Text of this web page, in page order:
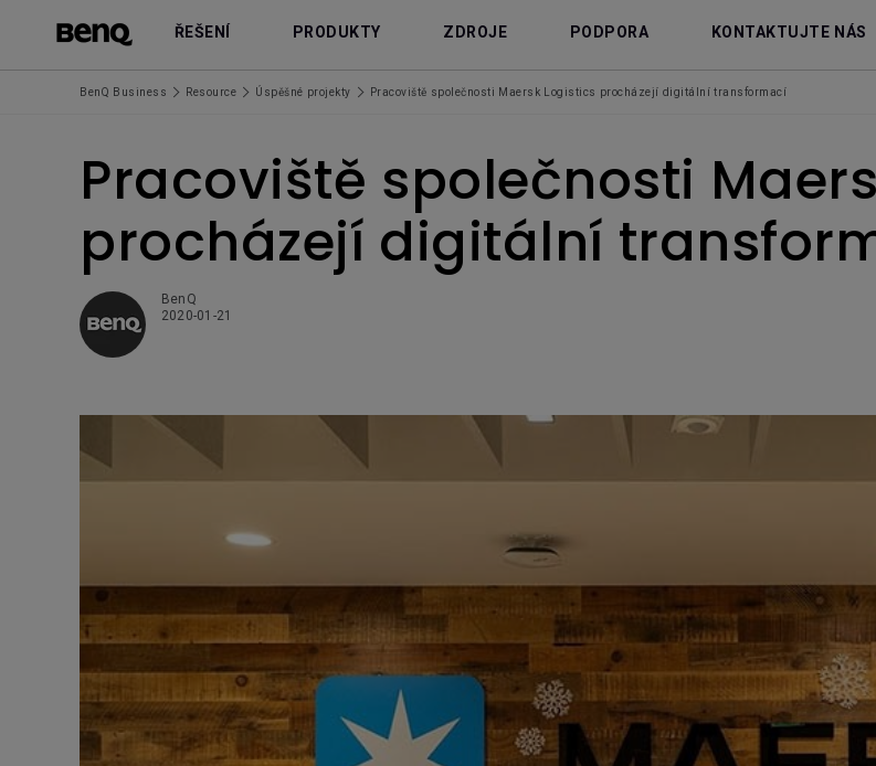
ŘEŠENÍ PRODUKTY ZDROJE PODPORA KONTAKTUJTE NÁS
BenQ Business Resource Úspěšné projekty Pracoviště společnosti Maersk Logistics procházejí digitální transformací
Pracoviště společnosti
procházejí digitální
BenQ
2020-01-21